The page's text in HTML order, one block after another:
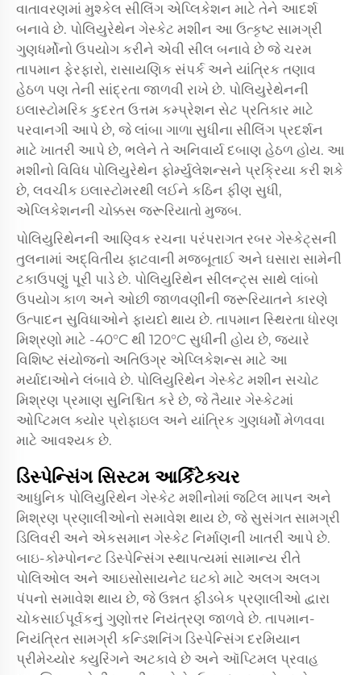
વાતાવરણમાં મુશ્કેલ સીલિંગ એપ્લિકેશન માટે તેને આદર્શ
બનાવે છે. પોલિયુરેથેન ગેસ્કેટ મશીન આ ઉત્કૃષ્ટ સામગ્રી
ગુણધર્મોનો ઉપયોગ કરીને એવી સીલ બનાવે છે જે ચરમ
તાપમાન ફેરફારો, રાસાયણિક સંપર્ક અને યાંત્રિક તણાવ
હેઠળ પણ તેની સાંદ્રતા જાળવી રાખે છે. પોલિયુરેથેનની
ઇલાસ્ટોમરિક કુદરત ઉત્તમ કમ્પ્રેશન સેટ પ્રતિકાર માટે
પરવાનગી આપે છે, જે લાંબા ગાળા સુધીના સીલિંગ પ્રદર્શન
માટે ખાતરી આપે છે, ભલેને તે અનિવાર્ય દબાણ હેઠળ હોય. આ
મશીનો વિવિધ પોલિયુરેથેન ફોર્મ્યુલેશન્સને પ્રક્રિયા કરી શકે
છે, લવચીક ઇલાસ્ટોમરથી લઈને કઠિન ફીણ સુધી,
એપ્લિકેશનની ચોક્કસ જરૂરિયાતો મુજબ.
પોલિયુરિથેનની આણ્વિક રચના પરંપરાગત રબર ગેસ્કેટ્સની
તુલનામાં અદ્વિતીય ફાટવાની મજબૂતાઈ અને ઘસારા સામેની
ટકાઉપણું પૂરી પાડે છે. પોલિયુરિથેન સીલન્ટ્સ સાથે લાંબો
ઉપયોગ કાળ અને ઓછી જાળવણીની જરૂરિયાતને કારણે
ઉત્પાદન સુવિધાઓને ફાયદો થાય છે. તાપમાન સ્થિરતા ધોરણ
મિશ્રણો માટે -40°C થી 120°C સુધીની હોય છે, જ્યારે
વિશિષ્ટ સંયોજનો અતિઉગ્ર એપ્લિકેશન્સ માટે આ
મર્યાદાઓને લંબાવે છે. પોલિયુરિથેન ગેસ્કેટ મશીન સચોટ
મિશ્રણ પ્રમાણ સુનિશ્ચિત કરે છે, જે તૈયાર ગેસ્કેટમાં
ઓપ્ટિમલ ક્યોર પ્રોફાઇલ અને યાંત્રિક ગુણધર્મો મેળવવા
માટે આવશ્યક છે.
ડિસ્પેન્સિંગ સિસ્ટમ આર્કિટેક્ચર
આધુનિક પોલિયુરિથેન ગેસ્કેટ મશીનોમાં જટિલ માપન અને
મિશ્રણ પ્રણાલીઓનો સમાવેશ થાય છે, જે સુસંગત સામગ્રી
ડિલિવરી અને એકસમાન ગેસ્કેટ નિર્માણની ખાતરી આપે છે.
બાઇ-કોમ્પોનન્ટ ડિસ્પેન્સિંગ સ્થાપત્યમાં સામાન્ય રીતે
પોલિઓલ અને આઇસોસાયનેટ ઘટકો માટે અલગ અલગ
પંપનો સમાવેશ થાય છે, જે ઉન્નત ફીડબેક પ્રણાલીઓ દ્વારા
ચોકસાઈપૂર્વકનું ગુણોત્તર નિયંત્રણ જાળવે છે. તાપમાન-
નિયંત્રિત સામગ્રી કન્ડિશનિંગ ડિસ્પેન્સિંગ દરમિયાન
પ્રીમેચ્યોર ક્યુરિંગને અટકાવે છે અને ઑપ્ટિમલ પ્રવાહ